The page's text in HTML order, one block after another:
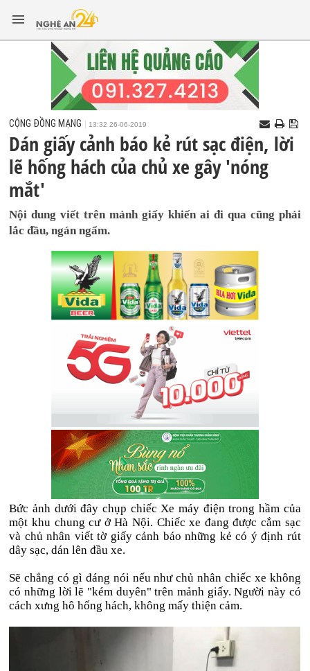
CỘNG ĐỒNG MẠNG 13:32 26-06-2019
Dán giấy cảnh báo kẻ rút sạc điện, lời
lẽ hống hách của chủ xe gây 'nóng
mắt'
Nội dung viết trên mảnh giấy khiến ai đi qua cũng phải
lắc đầu, ngán ngẩm.
Bức ảnh dưới đây chụp chiếc Xe máy điện trong hầm của
một khu chung cư ở Hà Nội. Chiếc xe đang được cắm sạc
và chủ nhân viết tờ giấy cảnh báo những kẻ có ý định rút
dây sạc, dán lên đầu xe.
Sẽ chẳng có gì đáng nói nếu như chủ nhân chiếc xe không
có những lời lẽ "kém duyên" trên mảnh giấy. Người này có
cách xưng hô hống hách, không mấy thiện cảm.